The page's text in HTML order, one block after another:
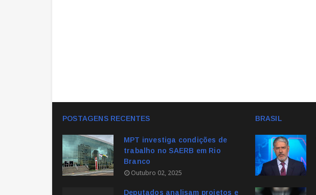
POSTAGENS RECENTES
MPT investiga condições de
trabalho no SAERB em Rio
Branco
Outubro 02, 2025
Deputados analisam projetos e
BRASIL